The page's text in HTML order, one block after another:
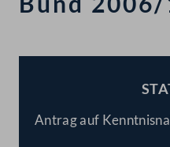
Antrag auf